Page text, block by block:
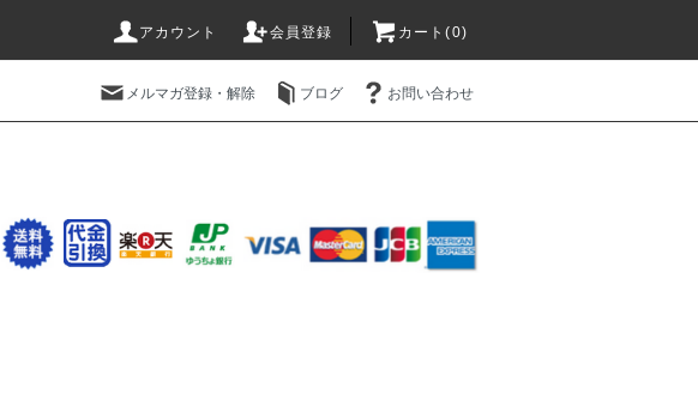
アカウント 会員登録 カート(0)
メルマガ登録・解除 ブログ お問い合わせ